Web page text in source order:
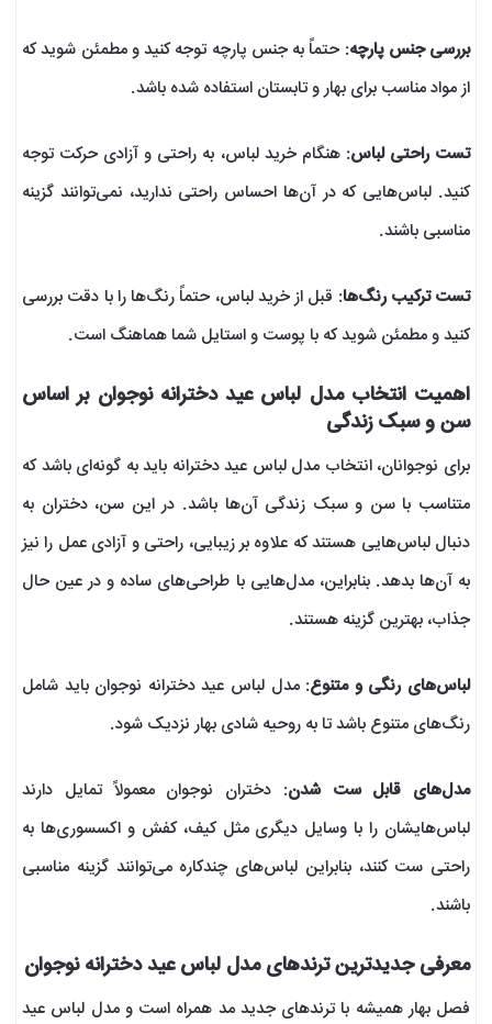
بررسی جنس پارچه: حتماً به جنس پارچه توجه کنید و مطمئن شوید که
از مواد مناسب برای بهار و تابستان استفاده شده باشد.
تست راحتی لباس: هنگام خرید لباس، به راحتی و آزادی حرکت توجه
کنید. لباس‌هایی که در آن‌ها احساس راحتی ندارید، نمی‌توانند گزینه
مناسبی باشند.
تست ترکیب رنگ‌ها: قبل از خرید لباس، حتماً رنگ‌ها را با دقت بررسی
کنید و مطمئن شوید که با پوست و استایل شما هماهنگ است.
اهمیت انتخاب مدل لباس عید دخترانه نوجوان بر اساس
سن و سبک زندگی
برای نوجوانان، انتخاب مدل لباس عید دخترانه باید به گونه‌ای باشد که
متناسب با سن و سبک زندگی آن‌ها باشد. در این سن، دختران به
دنبال لباس‌هایی هستند که علاوه بر زیبایی، راحتی و آزادی عمل را نیز
به آن‌ها بدهد. بنابراین، مدل‌هایی با طراحی‌های ساده و در عین حال
جذاب، بهترین گزینه هستند.
لباس‌های رنگی و متنوع: مدل لباس عید دخترانه نوجوان باید شامل
رنگ‌های متنوع باشد تا به روحیه شادی بهار نزدیک شود.
مدل‌های قابل ست شدن: دختران نوجوان معمولاً تمایل دارند
لباس‌هایشان را با وسایل دیگری مثل کیف، کفش و اکسسوری‌ها به
راحتی ست کنند، بنابراین لباس‌های چندکاره می‌توانند گزینه مناسبی
باشند.
معرفی جدیدترین ترندهای مدل لباس عید دخترانه نوجوان
فصل بهار همیشه با ترندهای جدید مد همراه است و مدل لباس عید